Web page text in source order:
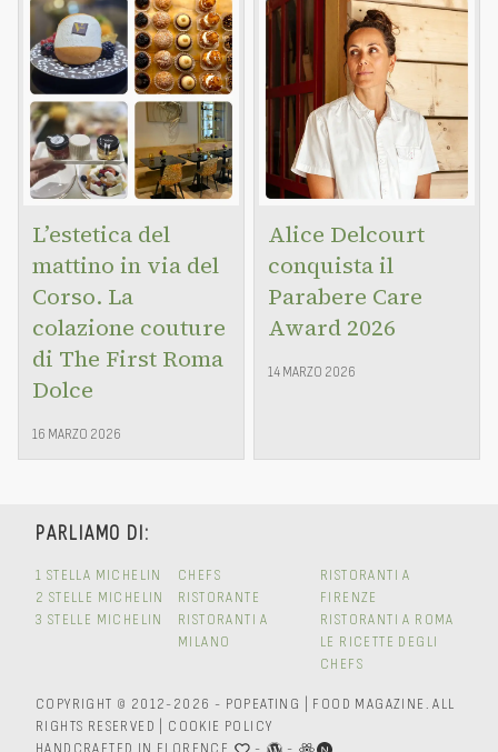
L’estetica del
mattino in via del
Corso. La
colazione couture
di The First Roma
Dolce
16 MARZO 2026
Alice Delcourt
conquista il
Parabere Care
Award 2026
14 MARZO 2026
PARLIAMO DI:
1 STELLA MICHELIN
2 STELLE MICHELIN
3 STELLE MICHELIN
CHEFS
RISTORANTE
RISTORANTI A
MILANO
RISTORANTI A
FIRENZE
RISTORANTI A ROMA
LE RICETTE DEGLI
CHEFS
COPYRIGHT © 2012-2026 - POPEATING | FOOD MAGAZINE.ALL
RIGHTS RESERVED
COOKIE POLICY